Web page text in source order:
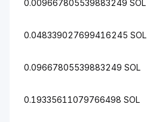
0.009667805539883249 SOL
0.048339027699416245 SOL
0.09667805539883249 SOL
0.19335611079766498 SOL